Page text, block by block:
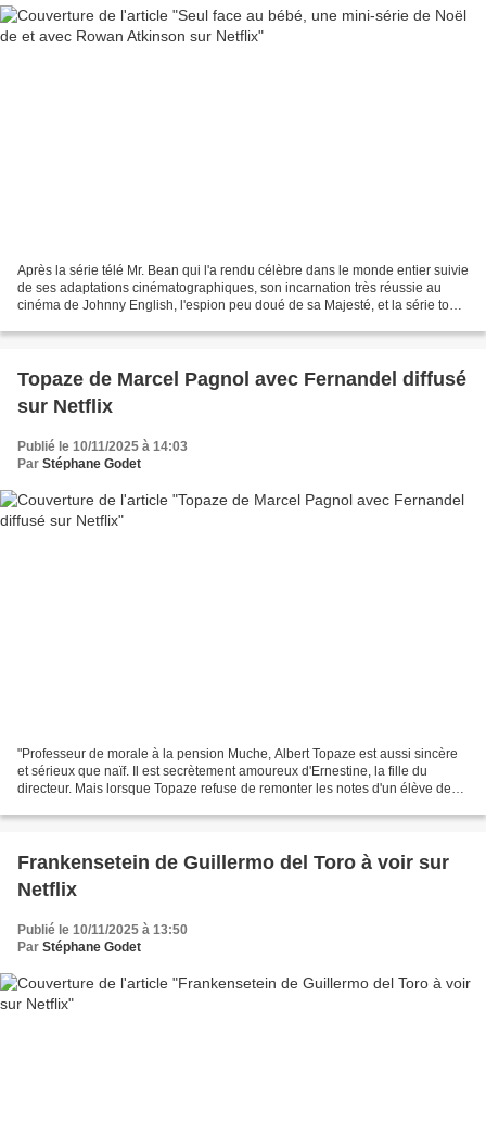
Après la série télé Mr. Bean qui l'a rendu célèbre dans le monde entier suivie
de ses adaptations cinématographiques, son incarnation très réussie au
cinéma de Johnny English, l'espion peu doué de sa Majesté, et la série tout
Topaze de Marcel Pagnol avec Fernandel diffusé
sur Netflix
Publié le 10/11/2025 à 14:03
Par Stéphane Godet
"Professeur de morale à la pension Muche, Albert Topaze est aussi sincère
et sérieux que naïf. Il est secrètement amoureux d'Ernestine, la fille du
directeur. Mais lorsque Topaze refuse de remonter les notes d'un élève de
Frankensetein de Guillermo del Toro à voir sur
Netflix
Publié le 10/11/2025 à 13:50
Par Stéphane Godet